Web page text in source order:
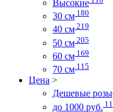
Высокие
30 см 180
40 см 219
50 см 205
60 см 169
70 см 115
Цена >
Дешевые розы
до 1000 руб. 11